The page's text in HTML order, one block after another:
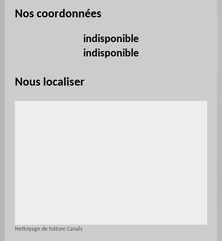
Nos coordonnées
indisponible
indisponible
Nous localiser
Nettoyage de toiture Canals